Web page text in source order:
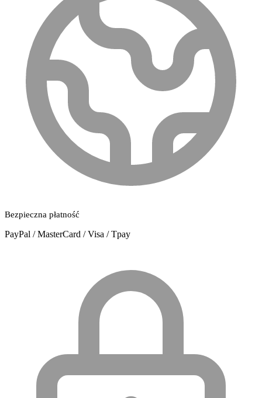
Bezpieczna płatność
PayPal / MasterCard / Visa / Tpay